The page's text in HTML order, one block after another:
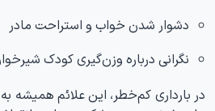
دشوار شدن خواب و استراحت مادر
نگرانی درباره وزن‌گیری کودک
در بارداری کم‌خطر، این علائم همیشه